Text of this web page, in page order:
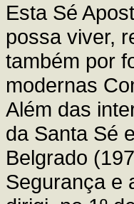
Esta Sé
possa viver,
também por
modernas
Além das
da Santa Sé
Belgrado
Segurança e